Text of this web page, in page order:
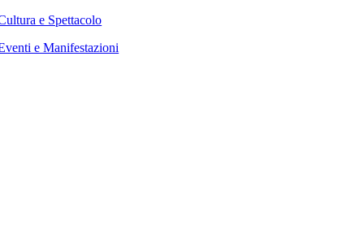
e Spettacolo
e Manifestazioni